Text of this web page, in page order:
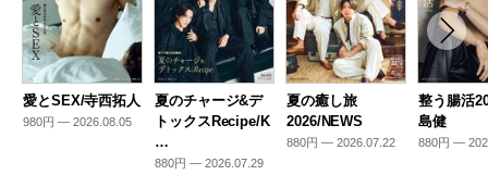
愛とSEX/寺西拓人
980円 — 2026.08.05
夏のチャージ&デ
トックスRecipe/K
…
880円 — 2026.07.29
夏の癒し旅
2026/NEWS
880円 — 2026.07.22
整う腸活
島健
880円 —